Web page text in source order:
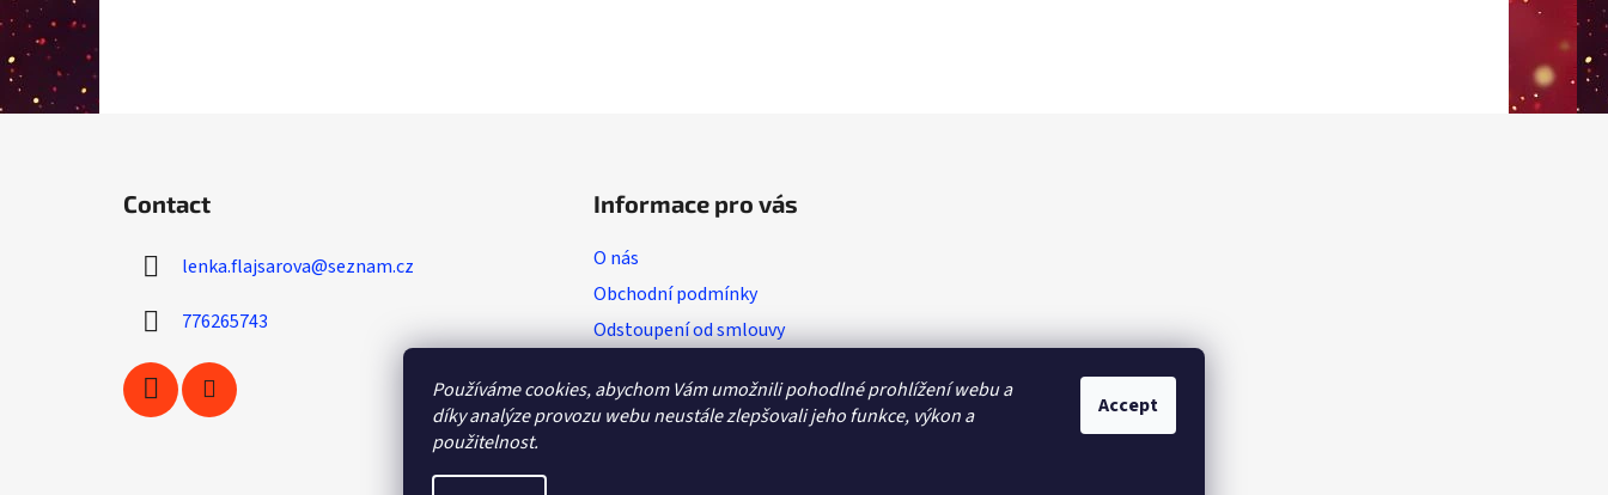
Používáme cookies, abychom Vám umožnili pohodlné prohlížení webu a
díky analýze provozu webu neustále zlepšovali jeho funkce, výkon a
použitelnost.
Accept
Contact
lenka.flajsarova@seznam.cz
776265743
Informace pro vás
O nás
Obchodní podmínky
Odstoupení od smlouvy
Reklamační protokol